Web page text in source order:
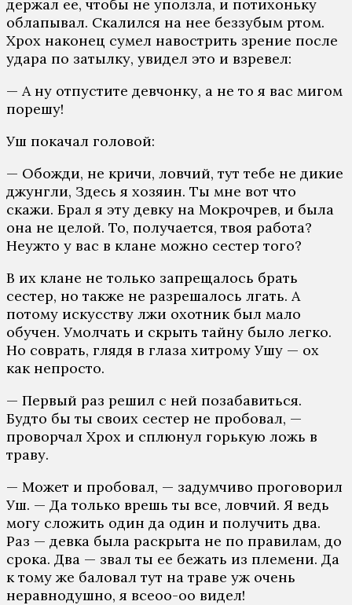
держал ее, чтобы не уползла, и потихоньку
облапывал. Скалился на нее беззубым ртом.
Хрох наконец сумел навострить зрение после
удара по затылку, увидел это и взревел:
— А ну отпустите девчонку, а не то я вас мигом
порешу!
Уш покачал головой:
— Обожди, не кричи, ловчий, тут тебе не дикие
джунгли, Здесь я хозяин. Ты мне вот что
скажи. Брал я эту девку на Мокрочрев, и была
она не целой. То, получается, твоя работа?
Неужто у вас в клане можно сестер того?
В их клане не только запрещалось брать
сестер, но также не разрешалось лгать. А
потому искусству лжи охотник был мало
обучен. Умолчать и скрыть тайну было легко.
Но соврать, глядя в глаза хитрому Ушу — ох
как непросто.
— Первый раз решил с ней позабавиться.
Будто бы ты своих сестер не пробовал, —
проворчал Хрох и сплюнул горькую ложь в
траву.
— Может и пробовал, — задумчиво проговорил
Уш. — Да только врешь ты все, ловчий. Я ведь
могу сложить один да один и получить два.
Раз — девка была раскрыта не по правилам, до
срока. Два — звал ты ее бежать из племени. Да
к тому же баловал тут на траве уж очень
неравнодушно, я всеоо-оо видел!